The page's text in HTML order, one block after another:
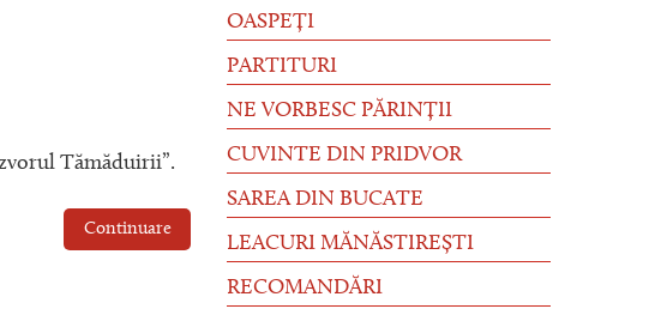
Tămăduirii”.
Continuare
OASPEȚI
PARTITURI
NE VORBESC PĂRINȚII
CUVINTE DIN PRIDVOR
SAREA DIN BUCATE
LEACURI MĂNĂSTIREȘTI
RECOMANDĂRI